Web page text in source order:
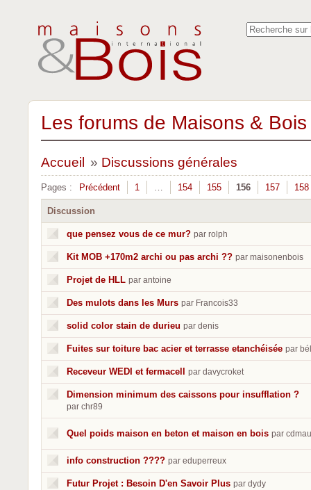
Les forums de Maisons &
Accueil » Discussions générales
Pages : Précédent 1 … 154 155 156 157 158
Discussion
que pensez vous de ce mur? par rolph
Kit MOB +170m2 archi ou pas archi ?? par maisonenbois
Projet de HLL par antoine
Des mulots dans les Murs par Francois33
solid color stain de durieu par denis
Fuites sur toiture bac acier et terrasse etanchéisée par
Receveur WEDI et fermacell par davycroket
Dimension minimum des caissons pour insufflation ?
par chr89
Quel poids maison en beton et maison en bois par
info construction ???? par eduperreux
Futur Projet : Besoin D'en Savoir Plus par dydy